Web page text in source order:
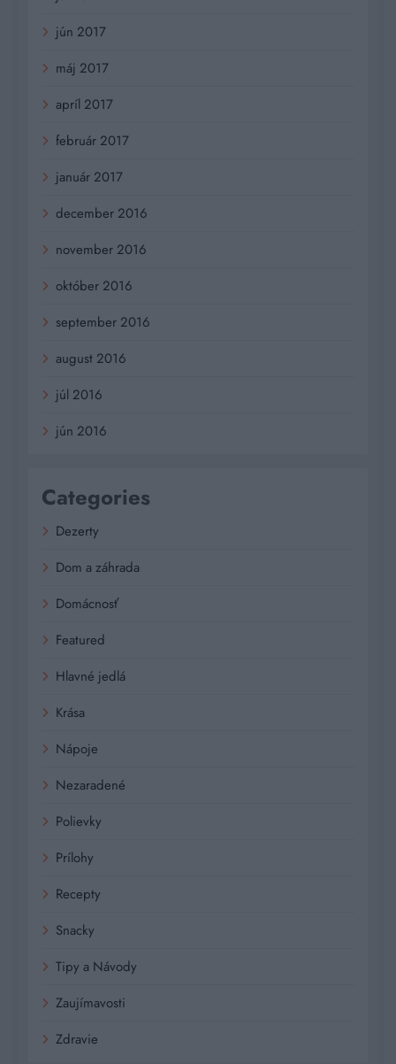
jún 2017
máj 2017
apríl 2017
február 2017
január 2017
december 2016
november 2016
október 2016
september 2016
august 2016
júl 2016
jún 2016
Categories
Dezerty
Dom a záhrada
Domácnosť
Featured
Hlavné jedlá
Krása
Nápoje
Nezaradené
Polievky
Prílohy
Recepty
Snacky
Tipy a Návody
Zaujímavosti
Zdravie